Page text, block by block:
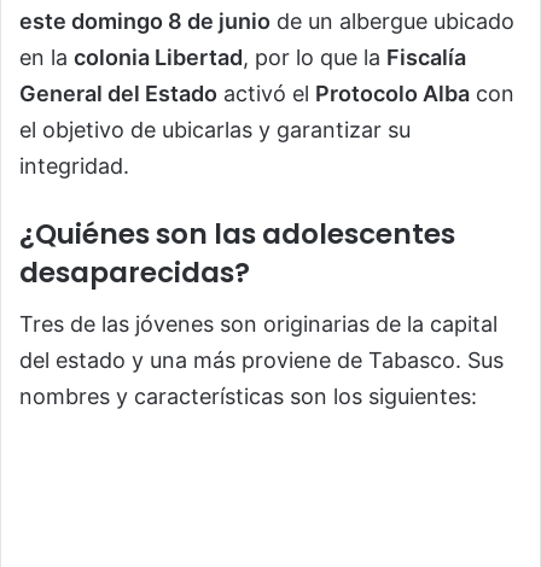
este domingo 8 de junio de un albergue ubicado
en la colonia Libertad, por lo que la Fiscalía
General del Estado activó el Protocolo Alba con
el objetivo de ubicarlas y garantizar su
integridad.
¿Quiénes son las adolescentes
desaparecidas?
Tres de las jóvenes son originarias de la capital
del estado y una más proviene de Tabasco. Sus
nombres y características son los siguientes: